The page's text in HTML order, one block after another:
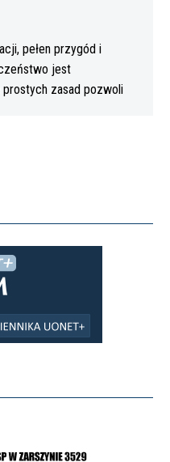
pełen przygód i
jest
zasad pozwoli